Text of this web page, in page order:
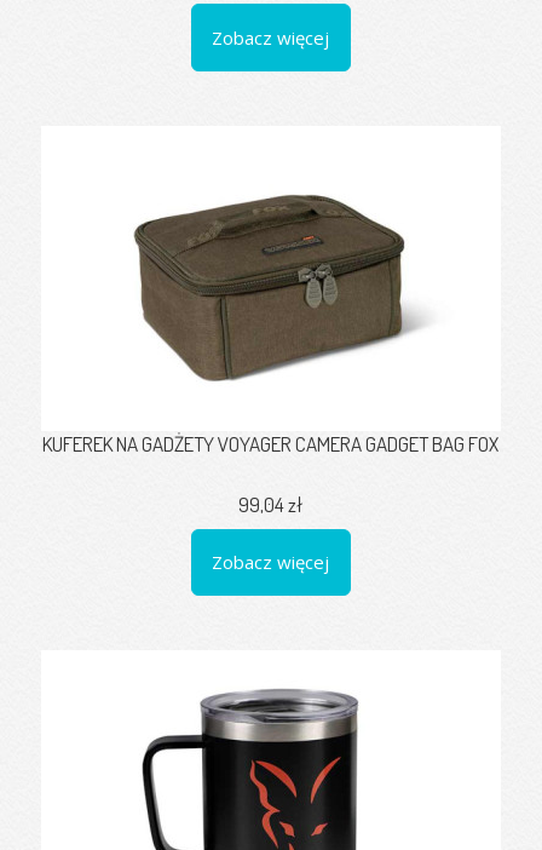
Zobacz więcej
KUFEREK NA GADŻETY VOYAGER CAMERA GADGET BAG FOX
99,04 zł
Zobacz więcej